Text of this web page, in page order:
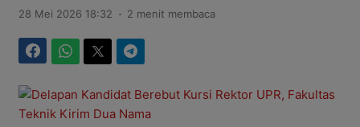
28 Mei 2026 18:32 . 2 menit membaca